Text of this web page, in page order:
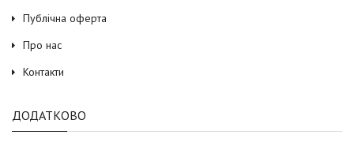
Публічна оферта
Про нас
Контакти
ДОДАТКОВО